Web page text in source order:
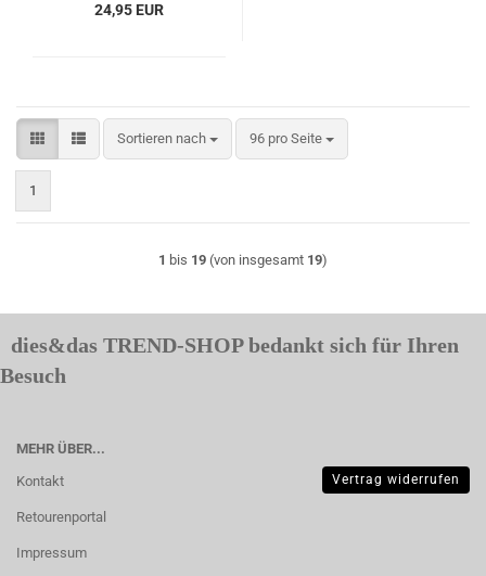
24,95 EUR
Sortieren nach
Sortieren nach 96 pro Seite
pro Seite
1
1 bis 19 (von insgesamt 19)
dies&das TREND-SHOP bedankt sich für Ihren
Besuch
MEHR ÜBER...
Kontakt
Retourenportal
Impressum
Vertrag widerrufen